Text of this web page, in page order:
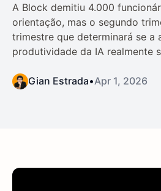
A Block demitiu 4.000
orientação, mas o segundo
trimestre que determinará se a
produtividade da IA realmente
Gian Estrada•Apr 1, 2026